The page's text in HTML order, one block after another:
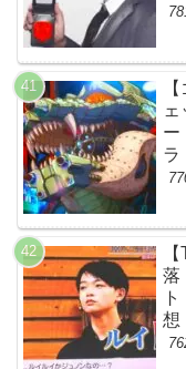
ー
ラ
落
想